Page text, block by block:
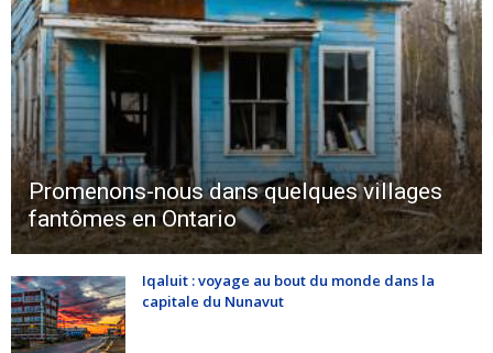
Promenons-nous dans quelques villages
fantômes en Ontario
Iqaluit : voyage au bout du monde dans la
capitale du Nunavut